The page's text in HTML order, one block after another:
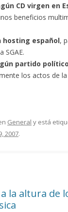
CD virgen en
beneficios
hosting español,
SGAE.
partido
los actos de la
General y está
2007.
la altura de